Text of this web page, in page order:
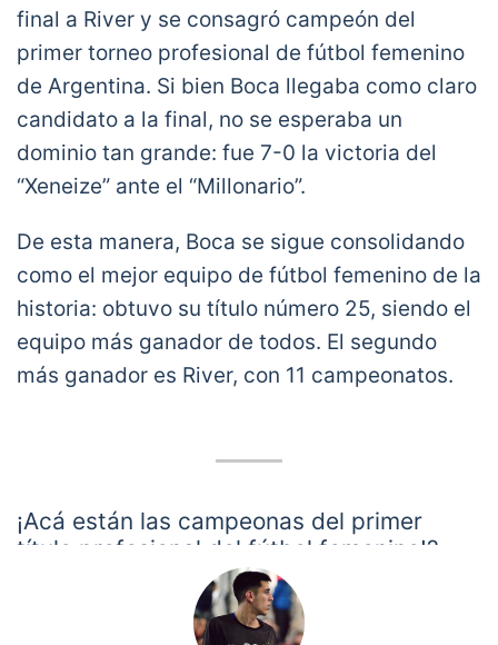
final a River y se consagró campeón del
primer torneo profesional de fútbol femenino
de Argentina. Si bien Boca llegaba como claro
candidato a la final, no se esperaba un
dominio tan grande: fue 7-0 la victoria del
“Xeneize” ante el “Millonario”.
De esta manera, Boca se sigue consolidando
como el mejor equipo de fútbol femenino de la
historia: obtuvo su título número 25, siendo el
equipo más ganador de todos. El segundo
más ganador es River, con 11 campeonatos.
¡Acá están las campeonas del primer
título profesional del fútbol femenino!?
#GladiadorasCampeonas
pic.twitter.com/cAZj3NVRzs
— Boca Juniors (@BocaJrsOficial)